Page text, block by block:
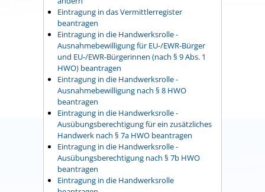
Eintragung in das Vermittlerregister
beantragen
Eintragung in die Handwerksrolle -
Ausnahmebewilligung für EU-/EWR-Bürger
und EU-/EWR-Bürgerinnen (nach § 9 Abs. 1
HWO) beantragen
Eintragung in die Handwerksrolle -
Ausnahmebewilligung nach § 8 HWO
beantragen
Eintragung in die Handwerksrolle -
Ausübungsberechtigung für ein zusätzliches
Handwerk nach § 7a HWO beantragen
Eintragung in die Handwerksrolle -
Ausübungsberechtigung nach § 7b HWO
beantragen
Eintragung in die Handwerksrolle